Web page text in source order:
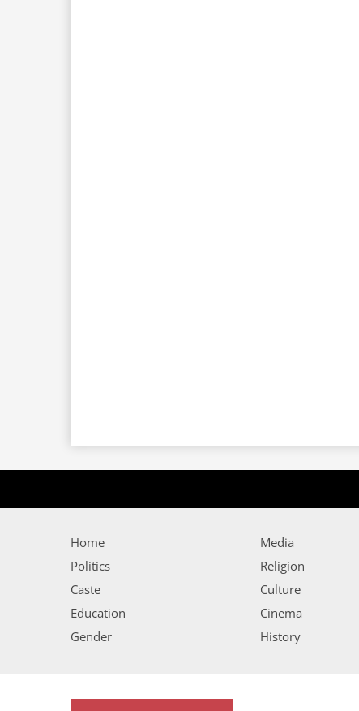
Home
Politics
Caste
Education
Gender
Media
Religion
Culture
Cinema
History